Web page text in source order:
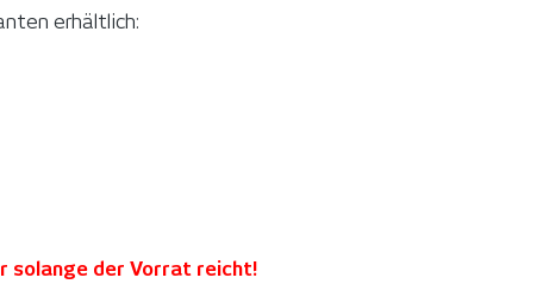
erhältlich:
solange der Vorrat reicht!